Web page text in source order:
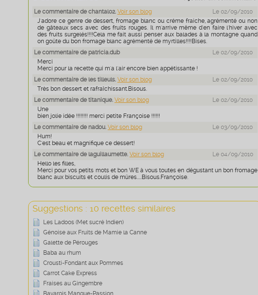
Le commentaire de chantal02. Voir son blog
Le 02/09/2010
J'adore ce genre de dessert, fromage blanc ou créme fraiche, agrémenté ou non
de gâteaux secs avec des fruits rouges. Il m'arrive même d'en faire l'hiver avec
des fruits surgelés!!!!Cela me fait aussi penser aux balades à la montagne quand
on goûte du bon fromage blanc agrémenté de myrtilles!!!!Bises.
Le commentaire de patricia.dub
Le 02/09/2010
Merci
Merci pour la recette qui m'a l'air encore bien appétissante !
Le commentaire de les tilleuls. Voir son blog
Le 02/09/2010
Très bon dessert et rafraîchissant.Bisous.
Le commentaire de titanique. Voir son blog
Le 02/09/2010
Une
bien jolie idée !!!!!!!! merci petite Françoise !!!!!!
Le commentaire de nadou. Voir son blog
Le 03/09/2010
Hum!
C'est beau et magnifique ce dessert!
Le commentaire de laguillaumette. Voir son blog
Le 04/09/2010
Hello les filles,
Merci pour vos petits mots et bon WE à vous toutes en dégustant un bon fromage
blanc aux biscuits et coulis de mûres.....Bisous.Françoise.
Suggestions : 10 recettes similaires
Les Ladoos (Met sucré Indien)
Génoise aux Fruits de Mamie la Canne
Galette de Pérouges
Baba au rhum
Crousti-Fondant aux Pommes
Carrot Cake Express
Fraises au Gingembre
Bavarois Mangue-Passion